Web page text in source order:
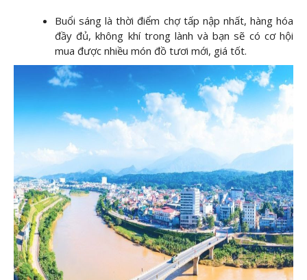
Buổi sáng là thời điểm chợ tấp nập nhất, hàng hóa
đầy đủ, không khí trong lành và bạn sẽ có cơ hội
mua được nhiều món đồ tươi mới, giá tốt.